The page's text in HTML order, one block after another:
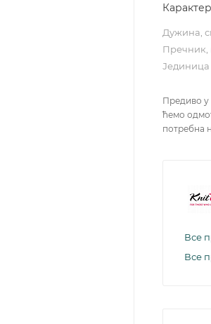
Дужина,
Пречник,
Предиво у
ћемо
потребна
Все
Все